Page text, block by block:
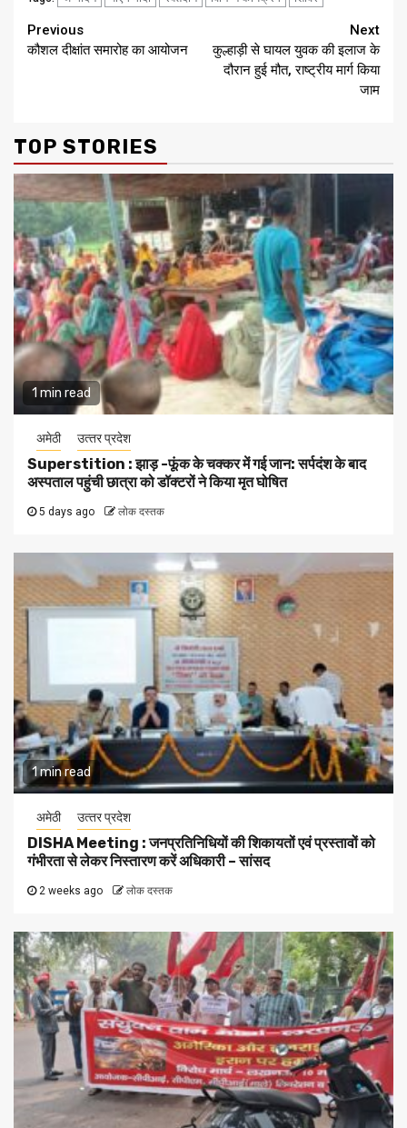
Continue
Reading
Previous
कौशल दीक्षांत समारोह का आयोजन
Next
कुल्हाड़ी से घायल युवक की इलाज के
दौरान हुई मौत, राष्ट्रीय मार्ग किया
जाम
TOP STORIES
1 min read
अमेठी उत्‍तर प्रदेश
Superstition : झाड़ -फूंक के चक्कर में गई जान: सर्पदंश के बाद
अस्पताल पहुंची छात्रा को डॉक्टरों ने किया मृत घोषित
5 days ago लोक दस्तक
1 min read
अमेठी उत्‍तर प्रदेश
DISHA Meeting : जनप्रतिनिधियों की शिकायतों एवं प्रस्तावों को
गंभीरता से लेकर निस्तारण करें अधिकारी – सांसद
2 weeks ago लोक दस्तक